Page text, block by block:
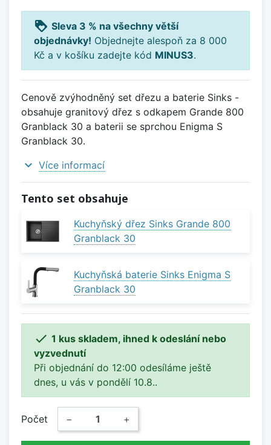
loyalty Sleva 3 % na všechny větší
objednávky! Objednejte alespoň za 8 000
Kč a v košíku zadejte kód MINUS3.
Cenově zvýhodněný set dřezu a baterie Sinks -
obsahuje granitový dřez s odkapem Grande 800
Granblack 30 a baterii se sprchou Enigma S
Granblack 30.
expand_more Více informací
Tento set obsahuje
Kuchyňský dřez Sinks Grande 800
Granblack 30
Kuchyňská baterie Sinks Enigma S
Granblack 30
 1 kus skladem, ihned k odeslání nebo
vyzvednutí
Při objednání do 12:00 odesíláme ještě
dnes, u vás v pondělí 10.8..
Počet − +